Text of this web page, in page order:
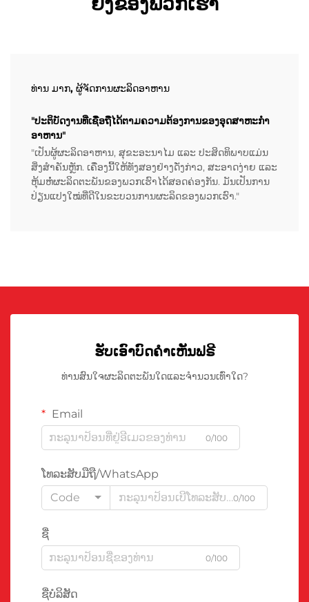
ທ່ານ ມາກ, ຜູ້ຈັດການຜະລິດອາຫານ
"ປະຕິບັດງານທີ່ເຊື່ອຖືໄດ້ຕາມຄວາມຕ້ອງການຂອງອຸດສາຫະກຳ
ອາຫານ"
"ເປັນຜູ້ຜະລິດອາຫານ, ສຸຂະອະນາໄມ ແລະ ປະສິດທິພາບແມ່ນ
ສິ່ງສຳຄັນຫຼັກ. ເຄື່ອງນີ້ໃຫ້ທັງສອງຢ່າງດັ່ງກ່າວ, ສະອາດງ່າຍ ແລະ
ຫຸ້ມຫໍ່ຜະລິດຕະພັນຂອງພວກເຮົາໄດ້ສອດຄ່ອງກັນ. ມັນເປັນການ
ປ່ຽນແປງໃໝ່ທີ່ດີໃນຂະບວນການຜະລິດຂອງພວກເຮົາ."
ຮັບເອົາບົດຄຳເຫັນຟຣີ
ທ່ານສົນໃຈຜະລິດຕະພັນໃດແລະຈຳນວນເທົ່າໃດ?
Email
0/100
ໂທລະສັບມືຖື/WhatsApp
Code
0/100
ຊື່
0/100
ຊື່ບໍລິສັດ